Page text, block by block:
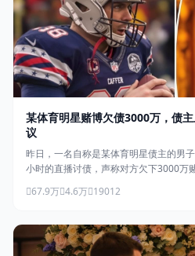
某体育明星赌博欠债3000万，债
议
昨日，一名自称是某体育明星债主的男
小时的直播讨债，声称对方欠下3000万赌
67.9万 4.6万 19012